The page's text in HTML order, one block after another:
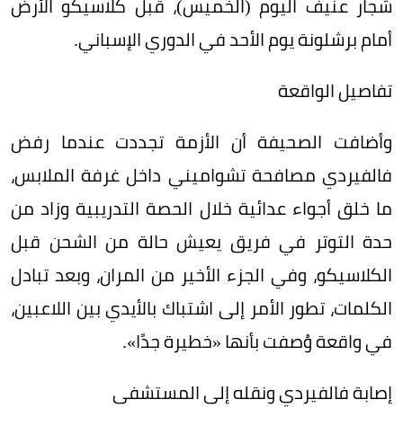
أمام برشلونة يوم الأحد في الدوري الإسباني.
تفاصيل الواقعة
وأضافت الصحيفة أن الأزمة تجددت عندما رفض
فالفيردي مصافحة تشواميني داخل غرفة الملابس،
ما خلق أجواء عدائية خلال الحصة التدريبية وزاد من
حدة التوتر في فريق يعيش حالة من الشحن قبل
الكلاسيكو، وفي الجزء الأخير من المران، وبعد تبادل
الكلمات، تطور الأمر إلى اشتباك بالأيدي بين اللاعبين،
في واقعة وُصفت بأنها «خطيرة جدًا».
إصابة فالفيردي ونقله إلى المستشفى